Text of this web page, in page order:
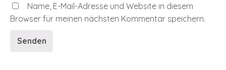
Name, E-Mail-Adresse und Website in diesem
Browser für meinen nächsten Kommentar speichern.